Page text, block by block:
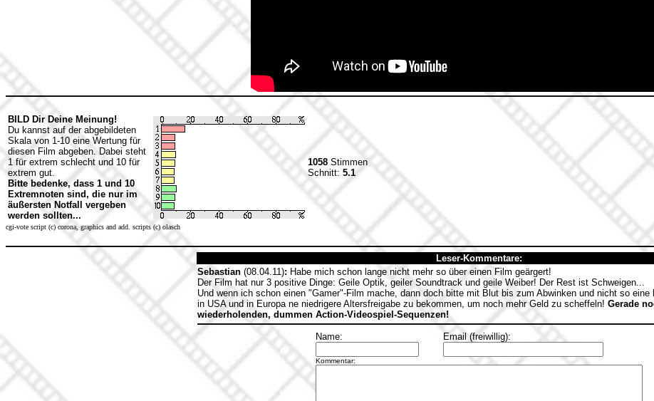
BILD Dir Deine Meinung!
Du kannst auf der abgebildeten
Skala von 1-10 eine Wertung für
diesen Film abgeben. Dabei steht
1 für extrem schlecht und 10 für
extrem gut.
Bitte bedenke, dass 1 und 10
Extremnoten sind, die nur im
äußersten Notfall vergeben
werden sollten...
1058 Stimmen
Schnitt: 5.1
cgi-vote script (c) corona, graphics and add. scripts (c) olasch
Leser-Kommentare:
Sebastian (08.04.11): Habe mich schon lange nicht mehr so über einen Film geärgert!
Der Film hat nur 3 positive Dinge: Geile Optik, geiler Soundtrack und geile Weiber! Der Rest ist Schweigen...
Und wenn ich schon einen "Gamer"-Film mache, dann doch bitte mit Blut bis zum Abwinken und nicht so eine
in USA und in Europa ne niedrigere Altersfreigabe zu bekommen, um noch mehr Geld zu scheffeln! Gerade
wiederholenden, dummen Action-Videospiel-Sequenzen!
Name: Email (freiwillig):
Kommentar: